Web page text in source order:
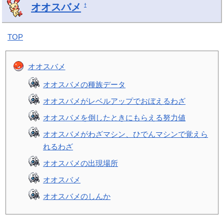
オオスバメ †
TOP
オオスバメ
オオスバメの種族データ
オオスバメがレベルアップでおぼえるわざ
オオスバメを倒したときにもらえる努力値
オオスバメがわざマシン、ひでんマシンで覚えら
れるわざ
オオスバメの出現場所
オオスバメ
オオスバメのしんか